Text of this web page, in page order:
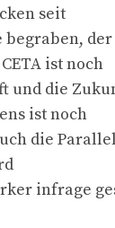
seit
begraben, der
ist noch
und die
ist noch
die
infrage